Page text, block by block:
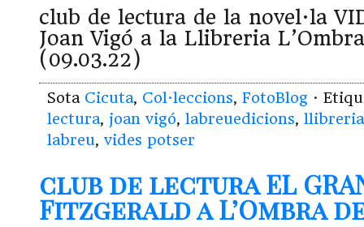
club de lectura de la novel·la
Joan Vigó a la Llibreria
(09.03.22)
Sota Cicuta, Col·leccions, FotoBlog ·
lectura, joan vigó, labreuedicions,
labreu, vides potser
club de lectura EL GRAN
Fitzgerald a L’Ombra de